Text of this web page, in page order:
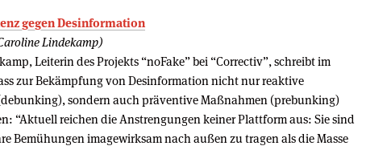
gegen Desinformation
Lindekamp)
Leiterin des Projekts “noFake” bei “Correctiv”, schreibt im
zur Bekämpfung von Desinformation nicht nur reaktive
sondern auch präventive Maßnahmen (prebunking)
“Aktuell reichen die Anstrengungen keiner Plattform aus: Sie sind
Bemühungen imagewirksam nach außen zu tragen als die Masse